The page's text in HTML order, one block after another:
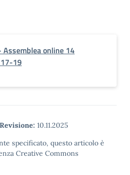
Assemblea online 14
19
Revisione: 10.11.2025
specificato, questo articolo è
Creative Commons